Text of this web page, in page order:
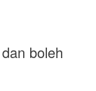
boleh